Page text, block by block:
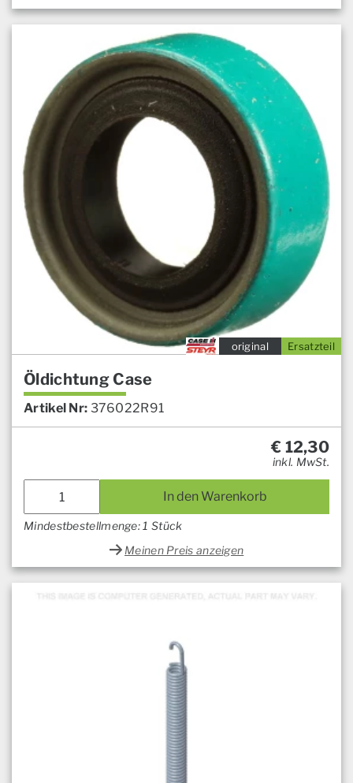
Ersatzteil
original
Öldichtung Case
Artikel Nr: 376022R91
€ 12,30
inkl. MwSt.
In den Warenkorb
Mindestbestellmenge: 1 Stück
Meinen Preis anzeigen